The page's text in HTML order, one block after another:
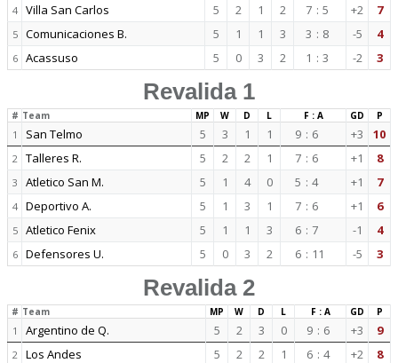
4 Villa San Carlos 5 2 1 2 7 : 5 +2 7
5 Comunicaciones B. 5 1 1 3 3 : 8 -5 4
6 Acassuso 5 0 3 2 1 : 3 -2 3
Revalida 1
# Team MP W D L F : A GD P
1 San Telmo 5 3 1 1 9 : 6 +3 10
2 Talleres R. 5 2 2 1 7 : 6 +1 8
3 Atletico San M. 5 1 4 0 5 : 4 +1 7
4 Deportivo A. 5 1 3 1 7 : 6 +1 6
5 Atletico Fenix 5 1 1 3 6 : 7 -1 4
6 Defensores U. 5 0 3 2 6 : 11 -5 3
Revalida 2
# Team MP W D L F : A GD P
1 Argentino de Q. 5 2 3 0 9 : 6 +3 9
2 Los Andes 5 2 2 1 6 : 4 +2 8